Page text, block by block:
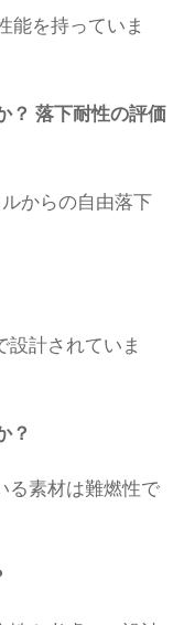
能を持っていま
？ 落下耐性の評価
からの自由落下
設計されていま
？
る素材は難燃性で